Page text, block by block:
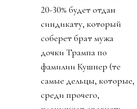
20-30% будет отдан
синдикату, который
соберет брат мужа
дочки Трампа по
фамилии Кушнер (те
самые дельцы, которые,
среди прочего,